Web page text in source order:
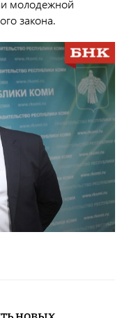
молодежной
закона.